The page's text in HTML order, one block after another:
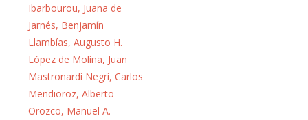
Ibarbourou, Juana de
Jarnés, Benjamín
Llambías, Augusto H.
López de Molina, Juan
Mastronardi Negri, Carlos
Mendioroz, Alberto
Orozco, Manuel A.